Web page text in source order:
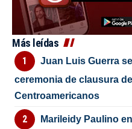
Más leídas
Juan Luis Guerra
ceremonia de clausura
Centroamericanos
Marileidy Paulino